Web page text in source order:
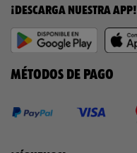
¡DESCARGA NUESTRA APP!
MÉTODOS DE PAGO